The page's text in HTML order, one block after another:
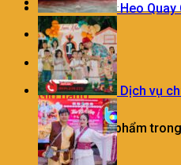
0
Giỏ hàng
Chưa có sản phẩm
Heo Quay
Dịch vụ